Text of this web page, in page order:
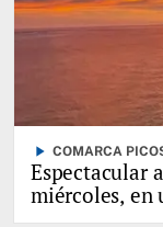
play_arrow COMARCA
Espectacular
miércoles, en